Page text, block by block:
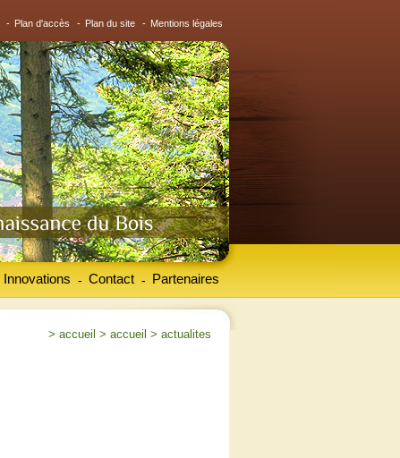
- Plan d'accès - Plan du site - Mentions légales
Innovations Contact
- Partenaires
-
> accueil > accueil > actualites